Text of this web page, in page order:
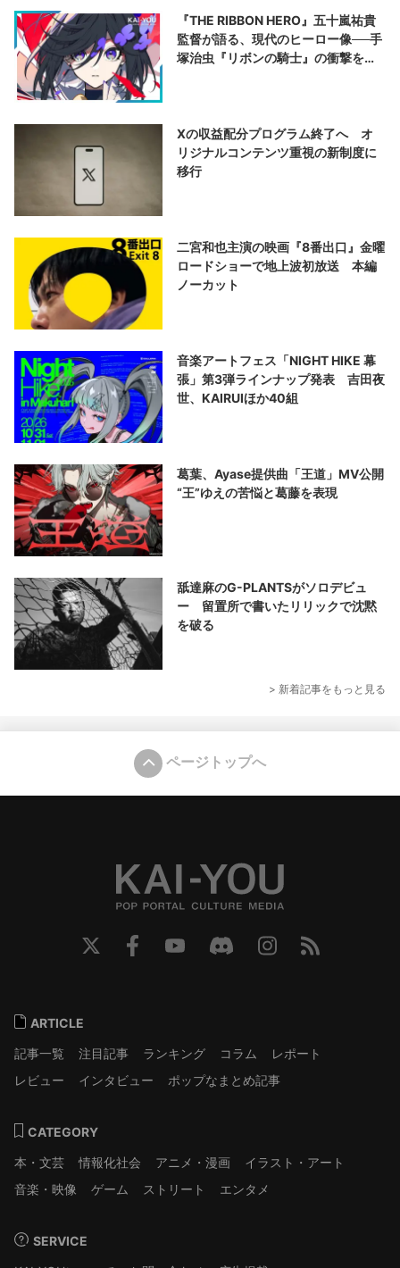
『THE RIBBON HERO』五十嵐祐貴
監督が語る、現代のヒーロー像──手
塚治虫『リボンの騎士』の衝撃を再
Xの収益配分プログラム終了へ オ
リジナルコンテンツ重視の新制度に
移行
二宮和也主演の映画『8番出口』金曜
ロードショーで地上波初放送 本編
ノーカット
音楽アートフェス「NIGHT HIKE 幕
張」第3弾ラインナップ発表 吉田夜
世、KAIRUIほか40組
葛葉、Ayase提供曲「王道」MV公開
“王”ゆえの苦悩と葛藤を表現
舐達麻のG-PLANTSがソロデビュ
ー 留置所で書いたリリックで沈黙
を破る
> 新着記事をもっと見る
ページトップへ
ARTICLE
記事一覧
注目記事 ランキング コラム
レポート
レビュー
インタビュー ポップなまとめ記事
CATEGORY
本・文芸
情報化社会 アニメ・漫画
イラスト・アート
音楽・映像
ゲーム ストリート エンタメ
SERVICE